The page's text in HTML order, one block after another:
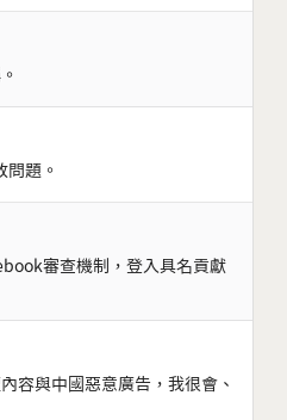
題。
審查機制，登入具名貢獻
容與中國惡意廣告，我很會、